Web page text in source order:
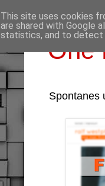
One
Spontanes
This site uses cookies
are shared with Google
statistics, and to detect